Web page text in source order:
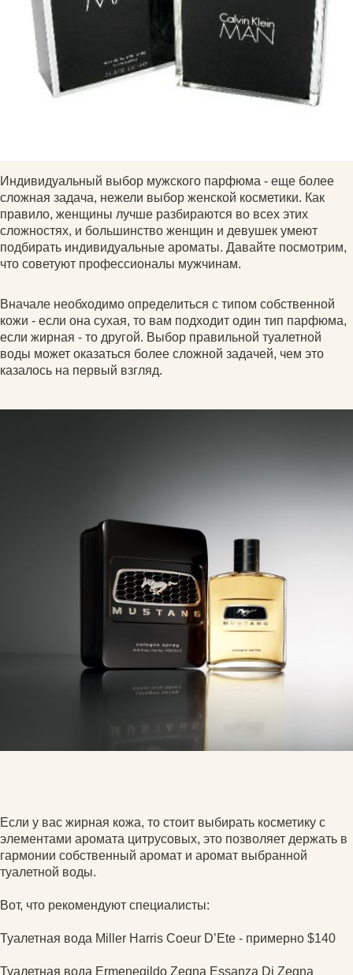
Индивидуальный выбор мужского парфюма - еще более
сложная задача, нежели выбор женской косметики. Как
правило, женщины лучше разбираются во всех этих
сложностях, и большинство женщин и девушек умеют
подбирать индивидуальные ароматы. Давайте посмотрим,
что советуют профессионалы мужчинам.
Вначале необходимо определиться с типом собственной
кожи - если она сухая, то вам подходит один тип парфюма,
если жирная - то другой. Выбор правильной туалетной
воды может оказаться более сложной задачей, чем это
казалось на первый взгляд.
Если у вас жирная кожа, то стоит выбирать косметику с
элементами аромата цитрусовых, это позволяет держать в
гармонии собственный аромат и аромат выбранной
туалетной воды.
Вот, что рекомендуют специалисты:
Туалетная вода Miller Harris Coeur D’Ete - примерно $140
Туалетная вода Ermenegildo Zegna Essanza Di Zegna